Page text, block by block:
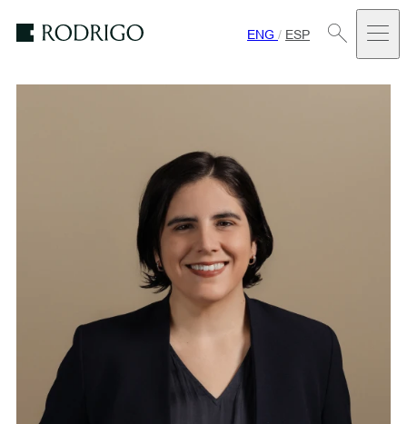
ENG / ESP